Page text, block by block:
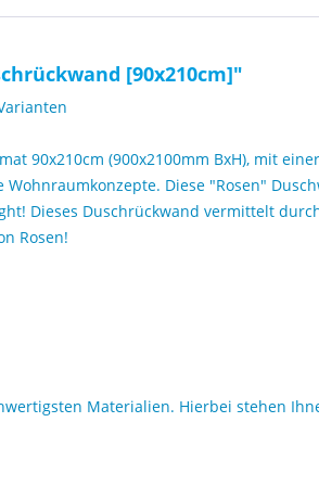
[90x210cm]"
90x210cm (900x2100mm BxH), mit
Diese "Rosen"
Dieses Duschrückwand vermittelt
Rosen!
Materialien. Hierbei stehen